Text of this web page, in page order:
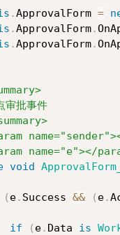
.ApprovalForm =
.ApprovalForm.
.ApprovalForm.
批事件
name="e"></
void
( e. Success && ( e.
if
( e. Data is